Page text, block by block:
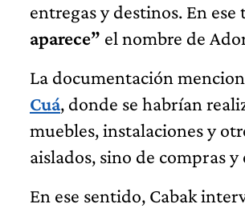
entregas y destinos. En
aparece” el nombre de
La documentación
Cuá, donde se habrían
muebles, instalaciones y
aislados, sino de compras
En ese sentido, Cabak